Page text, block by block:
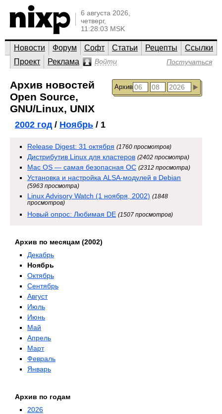
6 августа 2026,
четверг,
11:28:03 MSK
Новости Форум Софт Статьи Рецепты
Ссылки
Проект
Реклама Войти Постучаться
Архив
Архив новостей
Open Source,
GNU/Linux, UNIX
2002 год/ Ноябрь / 1
Release Digest: 31 октября (1760 просмотров)
Дистрибутив Linux для кластеров (2402 просмотра)
Mac OS — самая безопасная ОС (2312 просмотра)
Установка и настройка ALSA-модулей в Debian
(5963 просмотра)
Linux Advisory Watch (1 ноября, 2002) (1848
просмотров)
Новый опрос: Любимая DE (1507 просмотров)
Архив по месяцам (2002)
Декабрь
Ноябрь
Октябрь
Сентябрь
Август
Июль
Июнь
Май
Апрель
Март
Февраль
Январь
Архив по годам
2026